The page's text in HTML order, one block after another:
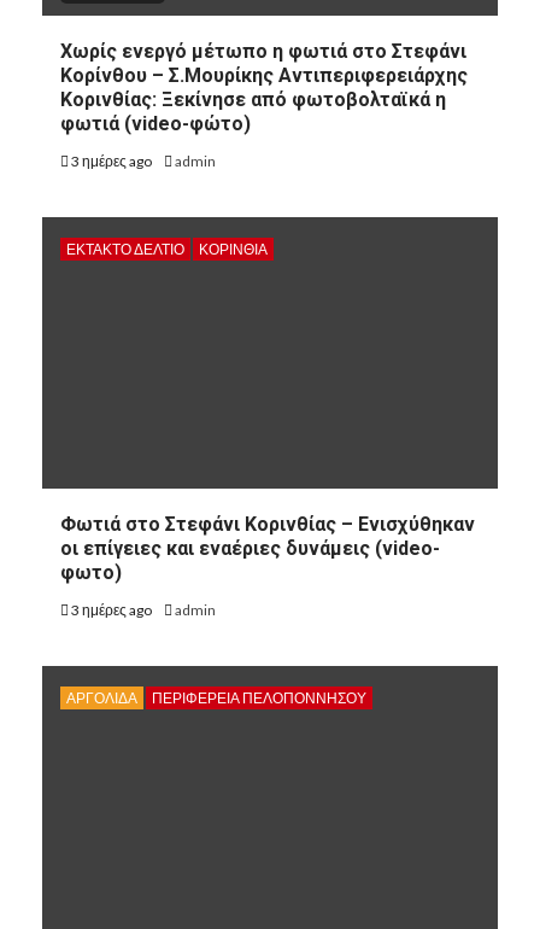
Χωρίς ενεργό μέτωπο η φωτιά στο Στεφάνι
Κορίνθου – Σ.Μουρίκης Αντιπεριφερειάρχης
Κορινθίας: Ξεκίνησε από φωτοβολταϊκά η
φωτιά (video-φώτο)
3 ημέρες ago admin
ΕΚΤΑΚΤΟ ΔΕΛΤΙΟ ΚΟΡΙΝΘΊΑ
Φωτιά στο Στεφάνι Κορινθίας – Ενισχύθηκαν
οι επίγειες και εναέριες δυνάμεις (video-
φωτο)
3 ημέρες ago admin
ΑΡΓΟΛΙΔΑ ΠΕΡΙΦΈΡΕΙΑ ΠΕΛΟΠΟΝΝΉΣΟΥ